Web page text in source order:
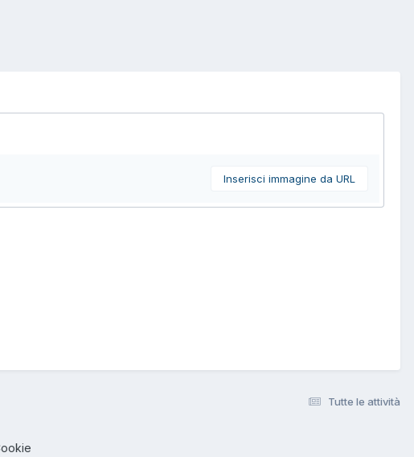
Inserisci immagine da URL
Tutte le attività